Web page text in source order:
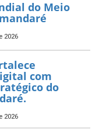
para
pública do
2026
abre
2026
2026